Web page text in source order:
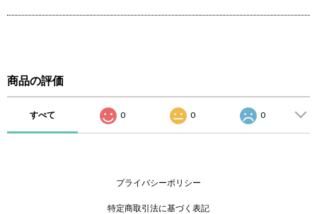
商品の評価
すべて 0 0 0
プライバシーポリシー
特定商取引法に基づく表記